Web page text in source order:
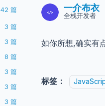
42 篇
3 篇
3 篇
8 篇
3 篇
3 篇
3 篇
一介布衣
全栈开发者
如你所想,确实有
标签：